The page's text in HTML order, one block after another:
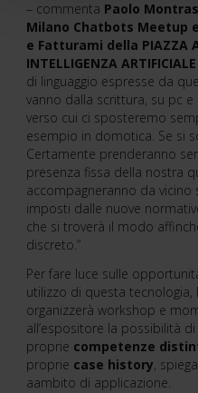
– commenta Paolo
Milano Chatbots Meetup
e Fatturami della PIAZZA
INTELLIGENZA ARTIFICIALE
di linguaggio espresse da
vanno dalla scrittura, su pc e
verso cui ci sposteremo
esempio in domotica. Se si
Certamente prenderanno
presenza fissa della nostra
accompagneranno da
imposti dalle nuove
che si troverà il modo
discreto.”
Per fare luce sulle
utilizzo di questa tecnologia,
organizzerà workshop e
all’espositore la possibilità
proprie competenze
proprie case history,
aambito di applicazione.